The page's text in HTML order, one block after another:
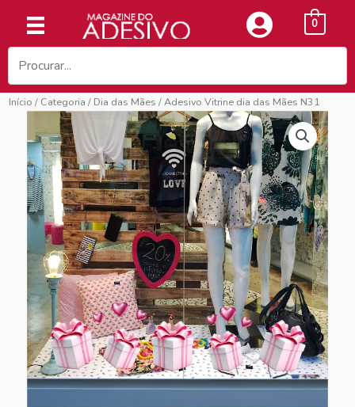
conteúdo
0
Início / Categoria / Dia das Mães / Adesivo Vitrine dia das Mães N31